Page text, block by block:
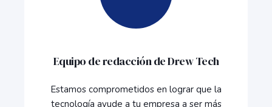
Equipo de redacción de Drew Tech
Estamos comprometidos en lograr que la
tecnología ayude a tu empresa a ser más